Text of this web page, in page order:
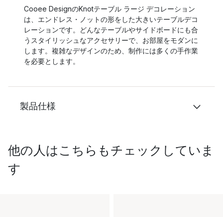
Cooee DesignのKnotテーブル ラージ デコレーション
は、エンドレス・ノットの形をした大きいテーブルデコ
レーションです。どんなテーブルやサイドボードにも合
うスタイリッシュなアクセサリーで、お部屋をモダンに
します。複雑なデザインのため、制作には多くの手作業
を必要とします。
製品仕様
他の人はこちらもチェックしていま
す